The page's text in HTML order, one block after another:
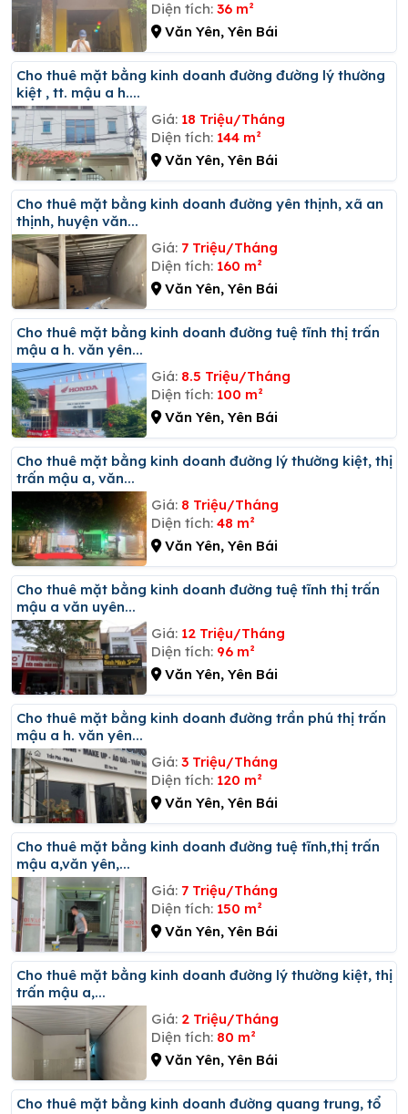
Diện tích: 36 m²
Văn Yên, Yên Bái
Cho thuê mặt bằng kinh doanh đường đường lý thường
kiệt , tt. mậu a h....
Giá: 18 Triệu/Tháng
Diện tích: 144 m²
Văn Yên, Yên Bái
Cho thuê mặt bằng kinh doanh đường yên thịnh, xã an
thịnh, huyện văn...
Giá: 7 Triệu/Tháng
Diện tích: 160 m²
Văn Yên, Yên Bái
Cho thuê mặt bằng kinh doanh đường tuệ tĩnh thị trấn
mậu a h. văn yên...
Giá: 8.5 Triệu/Tháng
Diện tích: 100 m²
Văn Yên, Yên Bái
Cho thuê mặt bằng kinh doanh đường lý thường kiệt, thị
trấn mậu a, văn...
Giá: 8 Triệu/Tháng
Diện tích: 48 m²
Văn Yên, Yên Bái
Cho thuê mặt bằng kinh doanh đường tuệ tĩnh thị trấn
mậu a văn uyên...
Giá: 12 Triệu/Tháng
Diện tích: 96 m²
Văn Yên, Yên Bái
Cho thuê mặt bằng kinh doanh đường trần phú thị trấn
mậu a h. văn yên...
Giá: 3 Triệu/Tháng
Diện tích: 120 m²
Văn Yên, Yên Bái
Cho thuê mặt bằng kinh doanh đường tuệ tĩnh,thị trấn
mậu a,văn yên,...
Giá: 7 Triệu/Tháng
Diện tích: 150 m²
Văn Yên, Yên Bái
Cho thuê mặt bằng kinh doanh đường lý thường kiệt, thị
trấn mậu a,...
Giá: 2 Triệu/Tháng
Diện tích: 80 m²
Văn Yên, Yên Bái
Cho thuê mặt bằng kinh doanh đường quang trung, tổ